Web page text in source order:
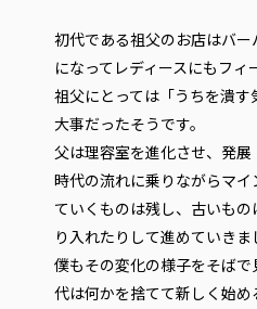
初代である祖父のお店はバ
になってレディースにもフィ
祖父にとっては「うちを潰
大事だったそうです。
父は理容室を進化させ、発
時代の流れに乗りながらマイ
ていくものは残し、古いも
り入れたりして進めていきま
僕もその変化の様子をそば
代は何かを捨てて新しく始め